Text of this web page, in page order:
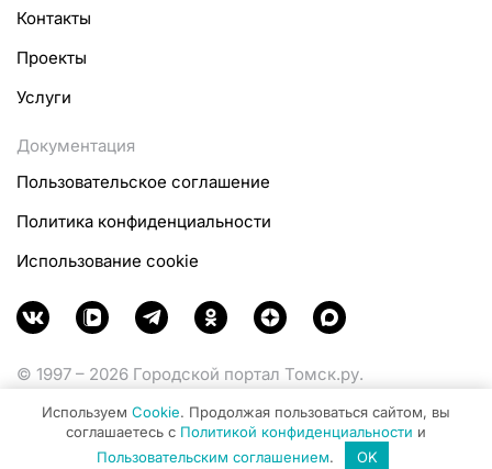
Контакты
Проекты
Услуги
Документация
Пользовательское соглашение
Политика конфиденциальности
Использование cookie
© 1997 – 2026 Городской портал Томск.ру.
Министерства цифрового развития, связи и массовых
коммуникаций Российской Федерации.
Используем Cookie. Продолжая пользоваться сайтом, вы
соглашаетесь с Политикой конфиденциальности и
Пользовательским соглашением. OK